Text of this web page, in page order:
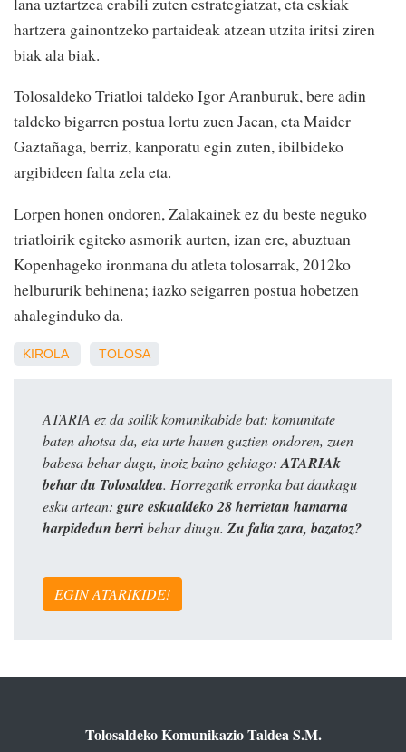
hartzera gainontzeko partaideak atzean utzita iritsi ziren
biak ala biak.
Tolosaldeko Triatloi taldeko Igor Aranburuk, bere adin
taldeko bigarren postua lortu zuen Jacan, eta Maider
Gaztañaga, berriz, kanporatu egin zuten, ibilbideko
argibideen falta zela eta.
Lorpen honen ondoren, Zalakainek ez du beste neguko
triatloirik egiteko asmorik aurten, izan ere, abuztuan
Kopenhageko ironmana du atleta tolosarrak, 2012ko
helbururik behinena; iazko seigarren postua hobetzen
ahaleginduko da.
KIROLA TOLOSA
ATARIA ez da soilik komunikabide bat: komunitate
baten ahotsa da, eta urte hauen guztien ondoren, zuen
babesa behar dugu, inoiz baino gehiago:ATARIAk
behar du Tolosaldea. Horregatik erronka bat daukagu
esku artean: gure eskualdeko 28 herrietan hamarna
harpidedun berribehar ditugu. Zu falta zara, bazatoz?
EGIN ATARIKIDE!
Tolosaldeko Komunikazio Taldea S.M.